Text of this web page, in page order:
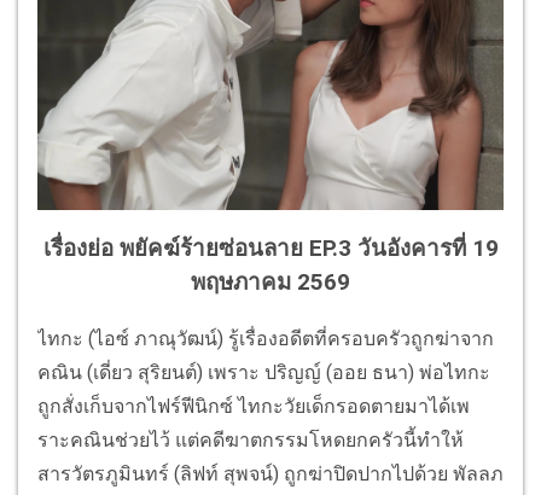
เรื่องย่อ พยัคฆ์ร้ายซ่อนลาย EP.3 วันอังคารที่ 19
พฤษภาคม 2569
ไทกะ (ไอซ์ ภาณุวัฒน์) รู้เรื่องอดีตที่ครอบครัวถูกฆ่าจาก
คณิน (เดี่ยว สุริยนต์) เพราะ ปริญญ์ (ออย ธนา) พ่อไทกะ
ถูกสั่งเก็บจากไฟร์ฟีนิกซ์ ไทกะวัยเด็กรอดตายมาได้เพ
ราะคณินช่วยไว้ แต่คดีฆาตกรรมโหดยกครัวนี้ทำให้
สารวัตรภูมินทร์ (ลิฟท์ สุพจน์) ถูกฆ่าปิดปากไปด้วย พัลลภ